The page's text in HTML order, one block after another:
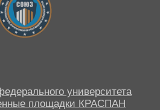
университета
площадки КРАСПАН